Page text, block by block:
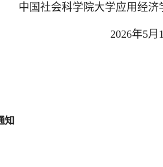
中国社会科学院大学应用经济
2026年5月
知